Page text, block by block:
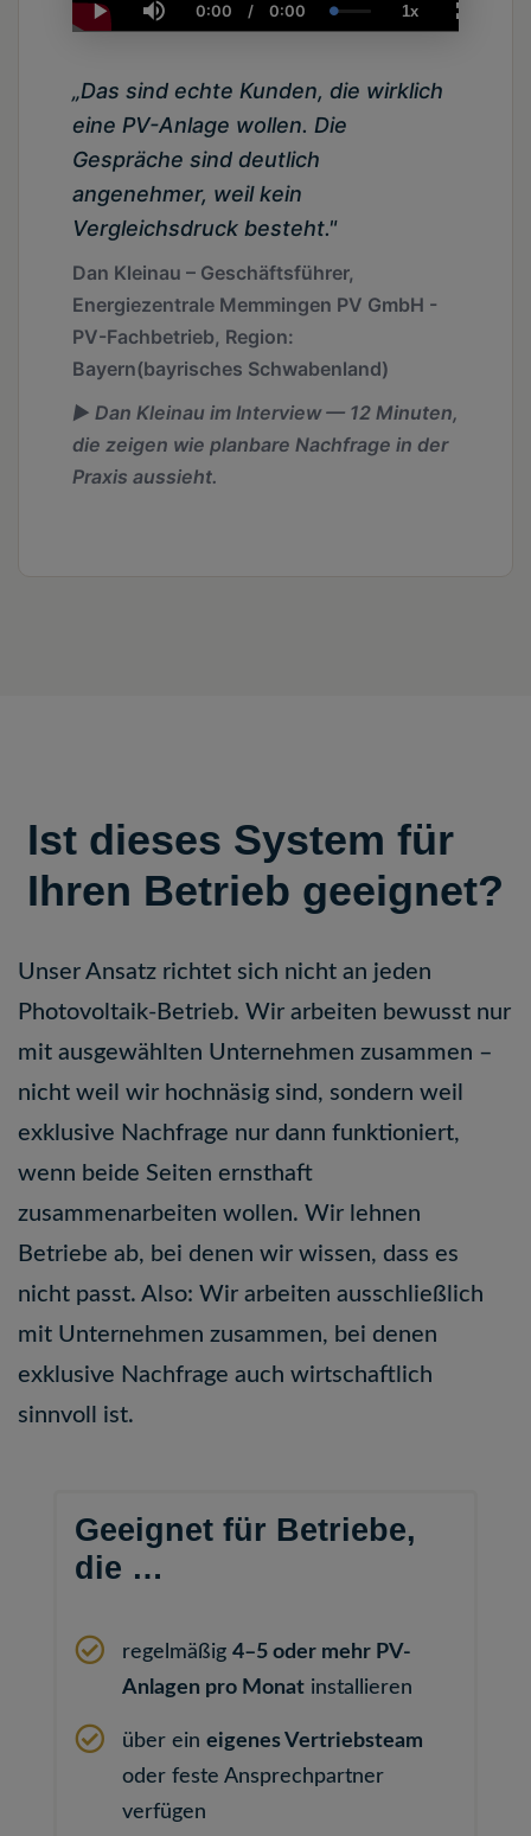
Play Mute
Current
Time
0:00 / Duration
0:00 Loaded
0.00%
1xPlayback
Rate
„Das sind echte Kunden, die wirklich
eine PV-Anlage wollen. Die
Gespräche sind deutlich
angenehmer, weil kein
Vergleichsdruck besteht."
Dan Kleinau – Geschäftsführer,
Energiezentrale Memmingen PV GmbH -
PV-Fachbetrieb, Region:
Bayern(bayrisches Schwabenland)
▶ Dan Kleinau im Interview — 12 Minuten,
die zeigen wie planbare Nachfrage in der
Praxis aussieht.
Ist dieses System für
Ihren Betrieb geeignet?
Unser Ansatz richtet sich nicht an jeden
Photovoltaik-Betrieb. Wir arbeiten bewusst nur
mit ausgewählten Unternehmen zusammen –
nicht weil wir hochnäsig sind, sondern weil
exklusive Nachfrage nur dann funktioniert,
wenn beide Seiten ernsthaft
zusammenarbeiten wollen. Wir lehnen
Betriebe ab, bei denen wir wissen, dass es
nicht passt. Also: Wir arbeiten ausschließlich
mit Unternehmen zusammen, bei denen
exklusive Nachfrage auch wirtschaftlich
sinnvoll ist.
Geeignet für Betriebe,
die …
regelmäßig 4–5 oder mehr PV-
Anlagen pro Monat installieren
über ein eigenes Vertriebsteam
oder feste Ansprechpartner
verfügen